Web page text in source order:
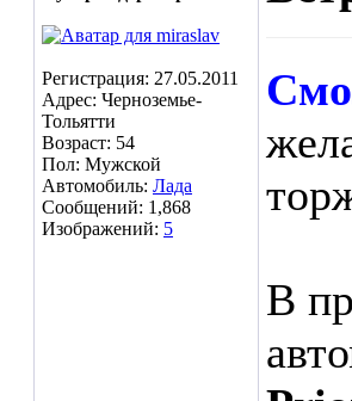
Регистрация: 27.05.2011
Адрес: Черноземье-
Тольятти
Возраст: 54
Пол: Мужской
Автомобиль: Лада
Сообщений: 1,868
Изображений: 5
В